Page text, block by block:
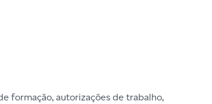
formação, autorizações de trabalho,